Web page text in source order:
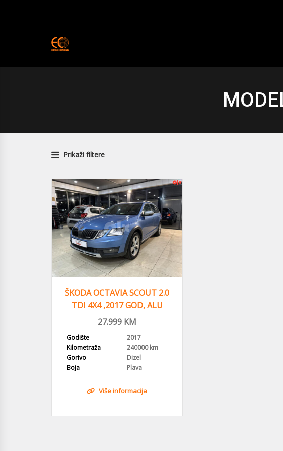
Prikaži filtere
ŠKODA OCTAVIA SCOUT 2.0
TDI 4X4 ,2017 GOD, ALU
FELGE, NAVI
27.999KM
Godište
2017
Kilometraža
240000 km
Gorivo
Dizel
Boja
Plava
Više informacija